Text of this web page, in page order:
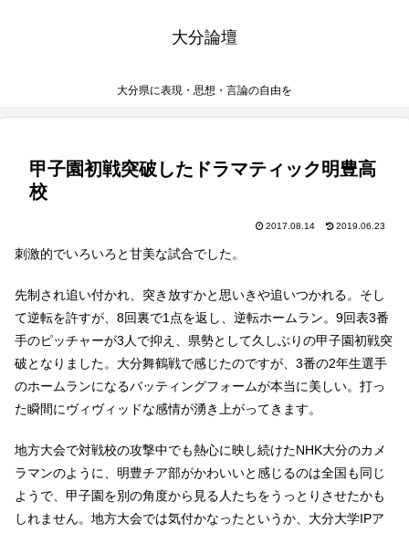
大分論壇
大分県に表現・思想・言論の自由を
甲子園初戦突破したドラマティック明豊高
校
2017.08.14 2019.06.23
刺激的でいろいろと甘美な試合でした。
先制され追い付かれ、突き放すかと思いきや追いつかれる。そし
て逆転を許すが、8回裏で1点を返し、逆転ホームラン。9回表3番
手のピッチャーが3人で抑え、県勢として久しぶりの甲子園初戦突
破となりました。大分舞鶴戦で感じたのですが、3番の2年生選手
のホームランになるバッティングフォームが本当に美しい。打っ
た瞬間にヴィヴィッドな感情が湧き上がってきます。
地方大会で対戦校の攻撃中でも熱心に映し続けたNHK大分のカメ
ラマンのように、明豊チア部がかわいいと感じるのは全国も同じ
ようで、甲子園を別の角度から見る人たちをうっとりさせたかも
しれません。地方大会では気付かなったというか、大分大学IPア